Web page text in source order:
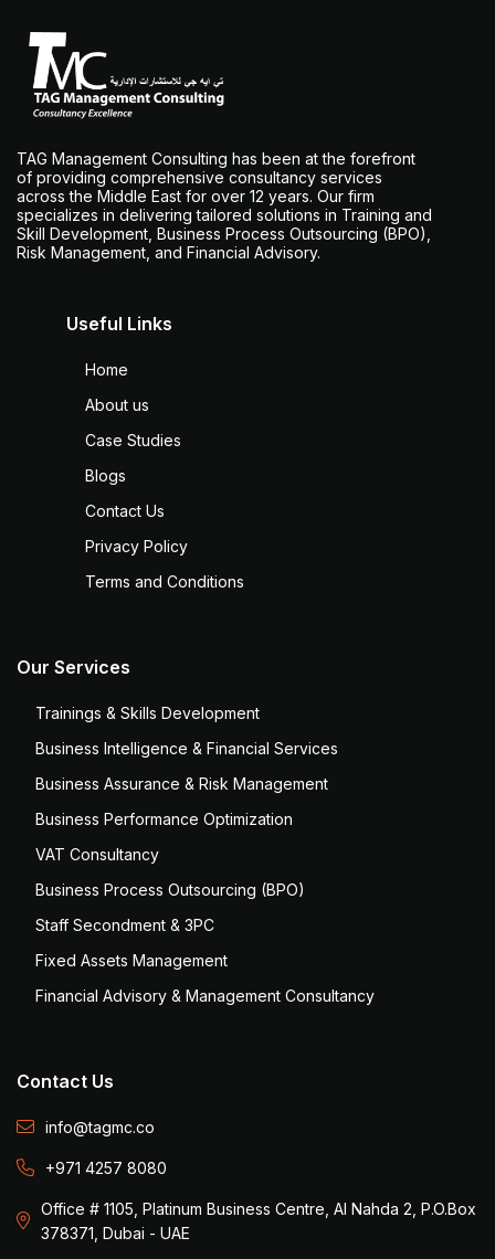
TAG Management Consulting has been at the forefront
of providing comprehensive consultancy services
across the Middle East for over 12 years. Our firm
specializes in delivering tailored solutions in Training and
Skill Development, Business Process Outsourcing (BPO),
Risk Management, and Financial Advisory.
Useful Links
Home
About us
Case Studies
Blogs
Contact Us
Privacy Policy
Terms and Conditions
Our Services
Trainings & Skills Development
Business Intelligence & Financial Services
Business Assurance & Risk Management
Business Performance Optimization
VAT Consultancy
Business Process Outsourcing (BPO)
Staff Secondment & 3PC
Fixed Assets Management
Financial Advisory & Management Consultancy
Contact Us
info@tagmc.co
+971 4257 8080
Office # 1105, Platinum Business Centre, Al Nahda 2, P.O.Box
378371, Dubai - UAE